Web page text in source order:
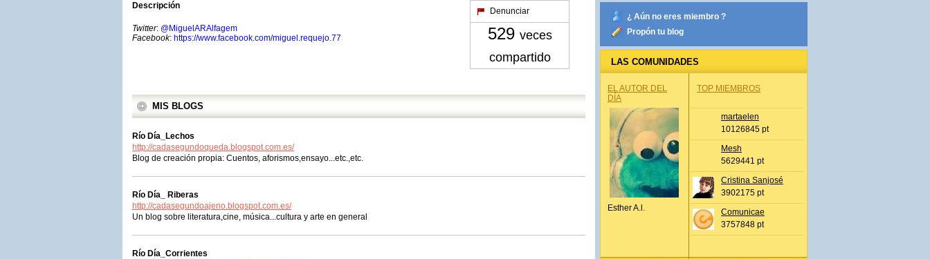
Descripción
Twitter: @MiguelARAlfagem
Facebook: https://www.facebook.com/miguel.requejo.77
Denunciar
529 veces
compartido
MIS BLOGS
Río Día_Lechos
http://cadasegundoqueda.blogspot.com.es/
Blog de creación propia: Cuentos, aforismos,ensayo...etc.,etc.
Río Día_ Riberas
http://cadasegundoajeno.blogspot.com.es/
Un blog sobre literatura,cine, música...cultura y arte en general
Río Día_Corrientes
¿ Aún no eres miembro ?
Propón tu blog
LAS COMUNIDADES
EL AUTOR DEL
DÍA
Esther A.l.
TOP MIEMBROS
martaelen
10126845 pt
Mesh
5629441 pt
Cristina Sanjosé
3902175 pt
Comunicae
3757848 pt